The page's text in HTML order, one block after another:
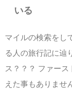
いる
マイルの検索をし
る人の旅行記に辿
ス？？？ ファー
えた事もありませ